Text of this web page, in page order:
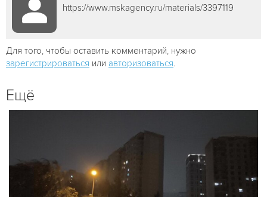
https://www.mskagency.ru/materials/3397119
Для того, чтобы оставить комментарий, нужно
зарегистрироваться или авторизоваться
Ещё